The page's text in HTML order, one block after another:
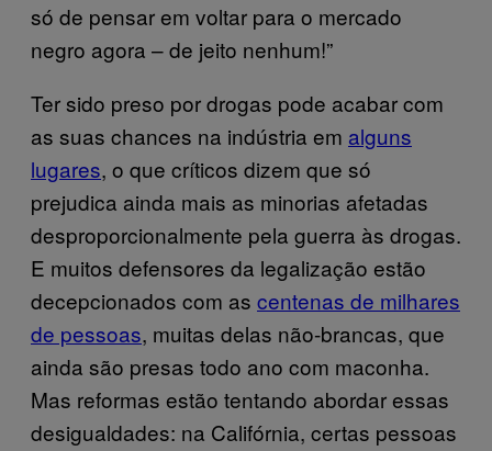
só de pensar em voltar para o mercado
negro agora – de jeito nenhum!”
Ter sido preso por drogas pode acabar com
as suas chances na indústria em alguns
lugares, o que críticos dizem que só
prejudica ainda mais as minorias afetadas
desproporcionalmente pela guerra às drogas.
E muitos defensores da legalização estão
decepcionados com as centenas de milhares
de pessoas, muitas delas não-brancas, que
ainda são presas todo ano com maconha.
Mas reformas estão tentando abordar essas
desigualdades: na Califórnia, certas pessoas